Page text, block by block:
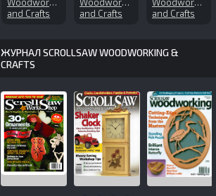
and Crafts
and Crafts
and Crafts
ЖУРНАЛ SCROLLSAW WOODWORKING &
CRAFTS